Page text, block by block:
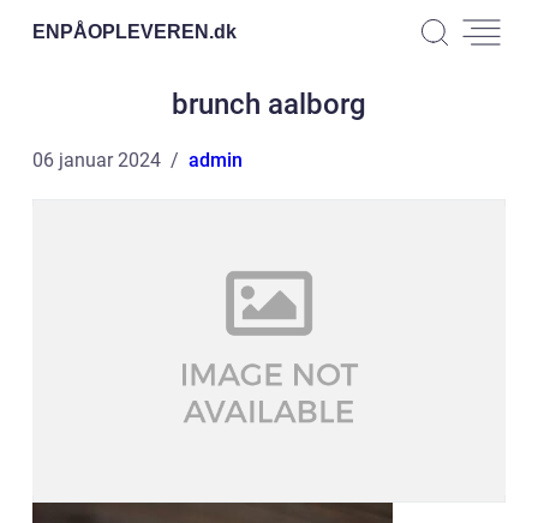
ENPÅOPLEVEREN.dk
brunch aalborg
06 januar 2024 admin